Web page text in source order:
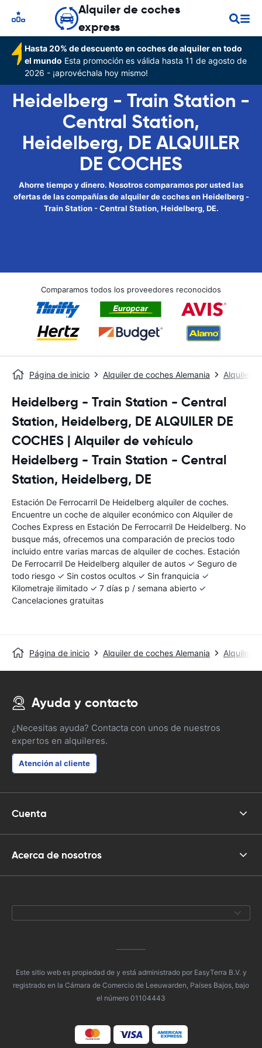
Alquiler de coches
express
Hasta 20% de descuento en coches de alquiler en todo
el mundo Esta promoción es válida hasta 11 de agosto de
2026 - ¡aprovéchala hoy mismo!
Heidelberg - Train Station -
Central Station,
Heidelberg, DE ALQUILER
DE COCHES
Ahorre tiempo y dinero. Nosotros comparamos por usted las
ofertas de las compañías de alquiler de coches en Heidelberg -
Train Station - Central Station, Heidelberg, DE.
Comparamos todos los proveedores reconocidos
Página de inicio Alquiler de coches Alemania Alquiler
Heidelberg - Train Station - Central
Station, Heidelberg, DE ALQUILER DE
COCHES | Alquiler de vehículo
Heidelberg - Train Station - Central
Station, Heidelberg, DE
Estación De Ferrocarril De Heidelberg alquiler de coches.
Encuentre un coche de alquiler económico con Alquiler de
Coches Express en Estación De Ferrocarril De Heidelberg. No
busque más, ofrecemos una comparación de precios todo
incluido entre varias marcas de alquiler de coches. Estación
De Ferrocarril De Heidelberg alquiler de autos ✓ Seguro de
todo riesgo ✓ Sin costos ocultos ✓ Sin franquicia ✓
Kilometraje ilimitado ✓ 7 días p / semana abierto ✓
Cancelaciones gratuitas
Página de inicio Alquiler de coches Alemania Alquiler
Ayuda y contacto
¿Necesitas ayuda? Contacta con unos de nuestros
expertos en alquileres.
Atención al cliente
Cuenta
Acerca de nosotros
Este sitio web es propiedad de y está administrado por EasyTerra B.V. y
registrado en la Cámara de Comercio de Leeuwarden, Países Bajos, bajo
el número 01104443